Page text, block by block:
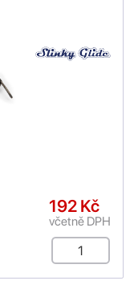
192 Kč
včetně DPH